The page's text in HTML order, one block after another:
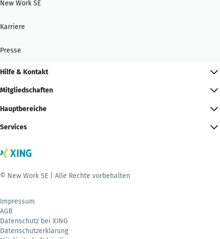
New Work SE
Karriere
Presse
Hilfe & Kontakt
Mitgliedschaften
Hauptbereiche
Services
© New Work SE | Alle Rechte vorbehalten
Impressum
AGB
Datenschutz bei XING
Datenschutzerklärung